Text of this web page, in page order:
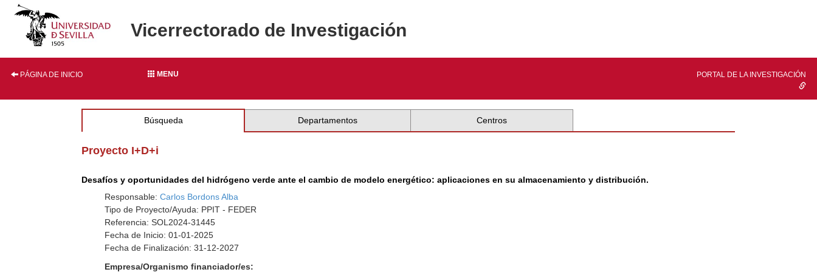
Vicerrectorado de Investigación
PÁGINA DE INICIO MENU PORTAL DE LA INVESTIGACIÓN
Búsqueda Departamentos Centros
Proyecto I+D+i
Desafíos y oportunidades del hidrógeno verde ante el cambio de modelo energético: aplicaciones en su almacenamiento y distribución.
Responsable:Carlos Bordons Alba
Tipo de Proyecto/Ayuda: PPIT - FEDER
Referencia: SOL2024-31445
Fecha de Inicio: 01-01-2025
Fecha de Finalización: 31-12-2027
Empresa/Organismo financiador/es: